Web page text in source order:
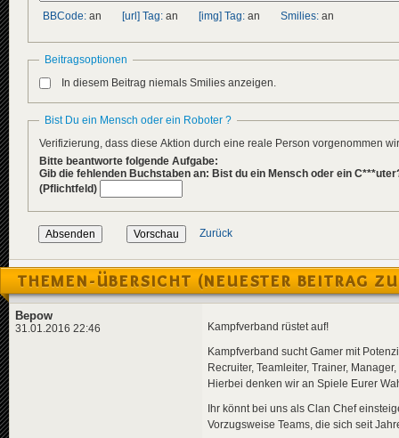
BBCode: an [url] Tag: an [img] Tag: an Smilies: an
Beitragsoptionen
In diesem Beitrag niemals Smilies anzeigen.
Bist Du ein Mensch oder ein Roboter ?
Verifizierung, dass diese Aktion durch eine reale Person vorgenommen
Bitte beantworte folgende Aufgabe:
Gib die fehlenden Buchstaben an: Bist du ein Mensch oder ein
(Pflichtfeld)
Zurück
THEMEN-ÜBERSICHT (NEUESTER BEITRAG
Bepow
31.01.2016 22:46 Kampfverband rüstet auf!
Kampfverband sucht Gamer mit
Recruiter, Teamleiter, Trainer,
Hierbei denken wir an Spiele Eurer
Ihr könnt bei uns als Clan Chef
Vorzugsweise Teams, die sich seit